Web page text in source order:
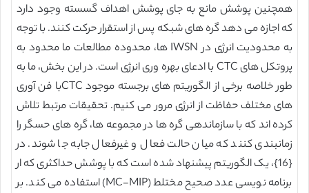
همچنین پوشش مانع به جای پوشش اهداف گسسته وجود دارد
که اجازه می دهد گره های شبکه پس از استقرار حرکت کنند. با توجه
به محدودیت انرژی در IWSN ها، محدوده مطالعات ما محدود به
پروتکل های CTC با ادعای بهره وری انرژی است. در این بخش، ما به
طور خلاصه برخی از الگوریتم های برجسته موجود CTCبا فن آوری
های مختلف حفاظت از انرژی مرور می کنیم. تحقیقات مرتبط تلاش
کرده اند که با سازماندهی گره ها در مجموعه ها، گره های حسگر را
زمانبندی کنند که میان حالت فعال و غیرفعال جابه جا شوند. در
{16}، یک الگوریتم پیشنهاد شده است که با پوشش حداکثری که ار
برنامه نویسی عدد صحیح مختلط (MC-MIP) استفاده می کند. بر